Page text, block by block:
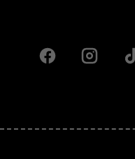
Facebook